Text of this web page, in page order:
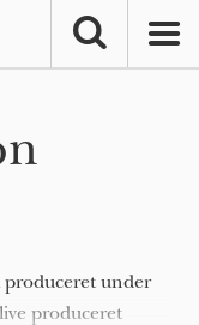
under
produceret